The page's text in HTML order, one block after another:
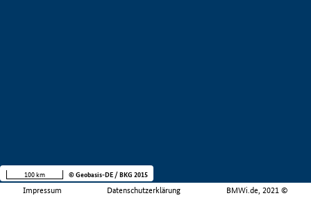
Impressum Datenschutzerklärung BMWi.de, 2021 ©
100 km © Geobasis-DE / BKG 2015